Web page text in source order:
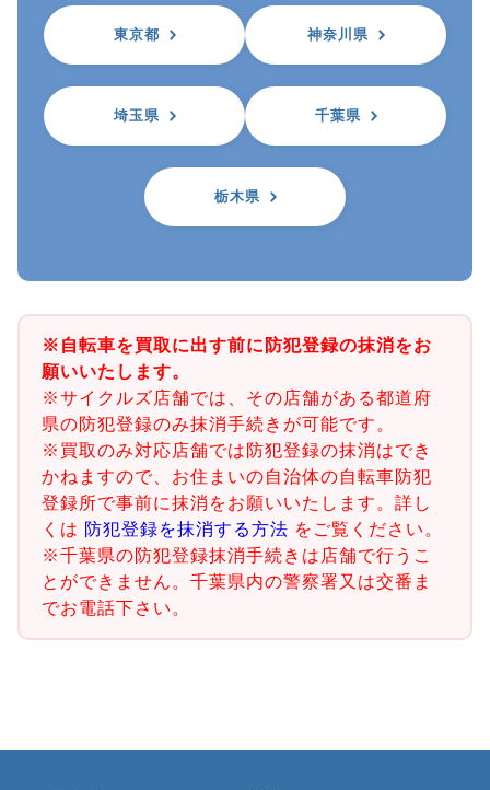
東京都 神奈川県
埼玉県 千葉県
栃木県
※自転車を買取に出す前に防犯登録の抹消をお
願いいたします。
※サイクルズ店舗では、その店舗がある都道府
県の防犯登録のみ抹消手続きが可能です。
※買取のみ対応店舗では防犯登録の抹消はでき
かねますので、お住まいの自治体の自転車防犯
登録所で事前に抹消をお願いいたします。詳し
くは 防犯登録を抹消する方法 をご覧ください。
※千葉県の防犯登録抹消手続きは店舗で行うこ
とができません。千葉県内の警察署又は交番ま
でお電話下さい。